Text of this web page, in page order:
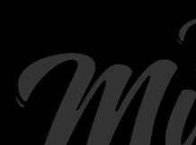
contenu